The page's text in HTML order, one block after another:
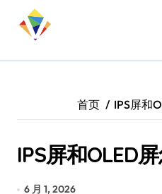
首页 IPS屏和
IPS屏和OLED
6 月 1, 2026